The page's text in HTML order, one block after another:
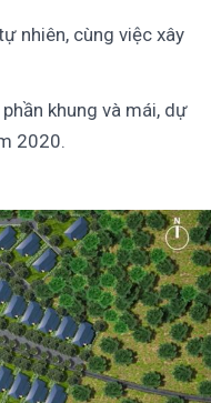
nhiên, cùng việc xây
khung và mái, dự
2020.